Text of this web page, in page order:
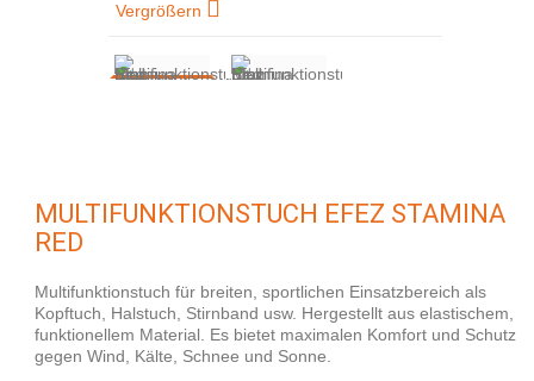
Vergrößern
MULTIFUNKTIONSTUCH EFEZ STAMINA
RED
Multifunktionstuch für breiten, sportlichen Einsatzbereich als
Kopftuch, Halstuch, Stirnband usw. Hergestellt aus elastischem,
funktionellem Material. Es bietet maximalen Komfort und Schutz
gegen Wind, Kälte, Schnee und Sonne.